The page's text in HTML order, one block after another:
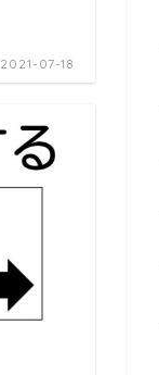
2021-07-18